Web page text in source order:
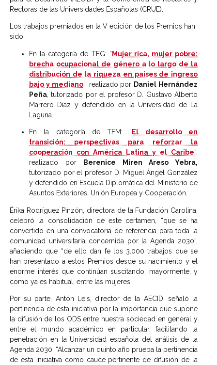
Rectoras de las Universidades Españolas (CRUE).
Los trabajos premiados en la V edición de los Premios han
sido:
En la categoría de TFG: “ Mujer rica, mujer pobre:
brecha ocupacional de género a lo largo de la
distribución de la riqueza en países de ingreso
bajo y mediano”, realizado por Daniel Hernández
Peña , tutorizado por el profesor D. Gustavo Alberto
Marrero Díaz y defendido en la Universidad de La
Laguna.
En la categoría de TFM: “ El desarrollo en
transición: perspectivas para reforzar la
cooperación con América Latina y el Caribe”,
realizado por
Berenice Miren Areso Yebra,
tutorizado por el profesor D. Miguel Ángel González
y defendido en Escuela Diplomática del Ministerio de
Asuntos Exteriores, Unión Europea y Cooperación.
Érika Rodríguez Pinzón, directora de la Fundación Carolina,
celebró la consolidación de este certamen, “que se ha
convertido en una convocatoria de referencia para toda la
comunidad universitaria concernida por la Agenda 2030”,
añadiendo que “de ello dan fe los 3.000 trabajos que se
han presentado a estos Premios desde su nacimiento y el
enorme interés que continúan suscitando, mayormente, y
como ya es habitual, entre las mujeres”.
Por su parte, Antón Leis, director de la AECID, señaló la
pertinencia de esta iniciativa por la importancia que supone
la difusión de los ODS entre nuestra sociedad en general y
entre el mundo académico en particular, facilitando la
penetración en la Universidad española del análisis de la
Agenda 2030. “Alcanzar un quinto año prueba la pertinencia
de esta iniciativa como cauce pertinente de difusión de la